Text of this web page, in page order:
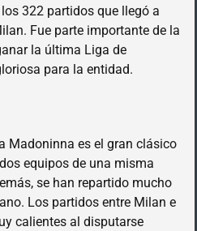
322 partidos que llegó a
Fue parte importante de la
la última Liga de
para la entidad.
Madoninna es el gran clásico
equipos de una misma
se han repartido mucho
Los partidos entre Milan e
calientes al disputarse